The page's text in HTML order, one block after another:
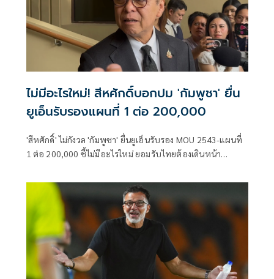
ไม่มีอะไรใหม่! สีหศักดิ์บอกปม 'กัมพูชา' ยื่น
ยูเอ็นรับรองแผนที่ 1 ต่อ 200,000
'สีหศักดิ์' ไม่กังวล 'กัมพูชา' ยื่นยูเอ็นรับรอง MOU 2543-แผนที่
1 ต่อ 200,000​ ชี้ไม่มีอะไรใหม่ ยอมรับไทยต้องเดินหน้า
ระวังตกเป็นเครื่องมือเขมร​